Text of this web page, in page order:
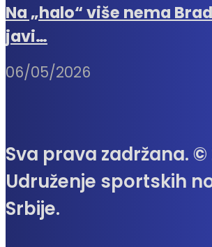
Na „halo“ više nema
javi…
06/05/2026
Sva prava zadržana. ©
Udruženje sportskih
Srbije.